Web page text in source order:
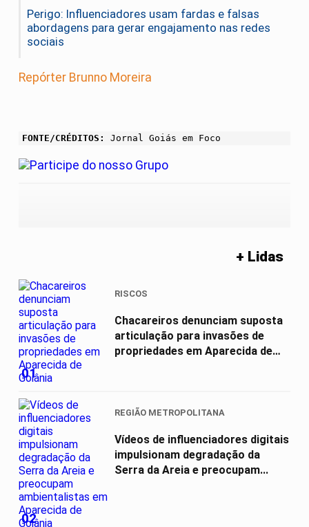
Perigo: Influenciadores usam fardas e falsas
abordagens para gerar engajamento nas redes
sociais
Repórter Brunno Moreira
FONTE/CRÉDITOS: Jornal Goiás em Foco
+ Lidas
01
RISCOS
Chacareiros denunciam suposta
articulação para invasões de
propriedades em Aparecida de
02
REGIÃO METROPOLITANA
Vídeos de influenciadores digitais
impulsionam degradação da
Serra da Areia e preocupam...